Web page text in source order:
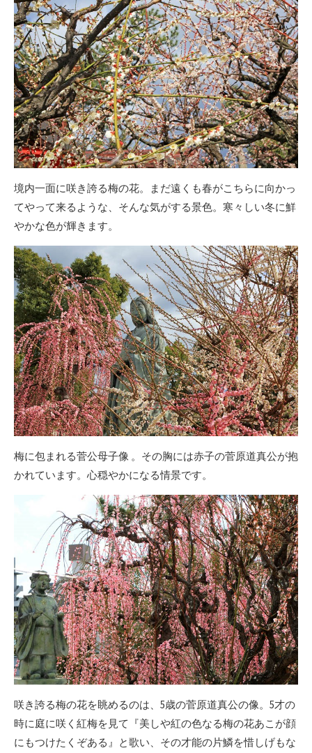
境内一面に咲き誇る梅の花。まだ遠くも春がこちらに向かっ
てやって来るような、そんな気がする景色。寒々しい冬に鮮
やかな色が輝きます。
梅に包まれる菅公母子像 。その胸には赤子の菅原道真公が抱
かれています。心穏やかになる情景です。
咲き誇る梅の花を眺めるのは、5歳の菅原道真公の像。5才の
時に庭に咲く紅梅を見て『美しや紅の色なる梅の花あこが顔
にもつけたくぞある』と歌い、その才能の片鱗を惜しげもな